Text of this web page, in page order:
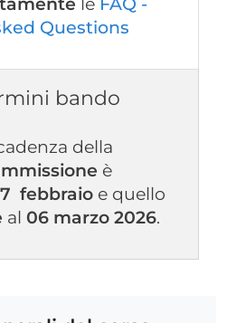
Questions
bando
della
è
febbraio e quello
al 06 marzo 2026.